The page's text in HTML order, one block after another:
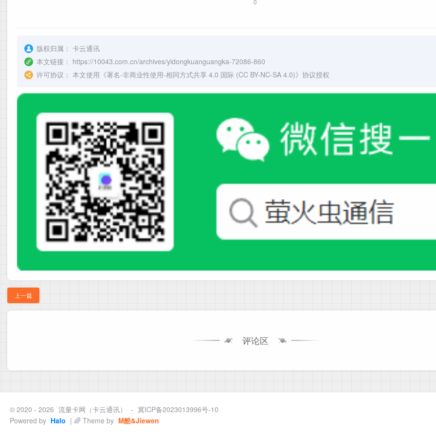
版权归属： 卡云通讯
本文链接： https://10043.com.cn/archives/yidongkuanguangka-72086-860
许可协议： 本文使用《署名-非商业性使用-相同方式共享 4.0 国际 (CC BY-NC-SA 4.0)》协议授权
上一篇
评论区
© 2020 - 2026 流量卡网（卡云通讯） - 冀ICP备2023013996号-10
Powered by Halo | 🌈 Theme by M酷&Jiewen